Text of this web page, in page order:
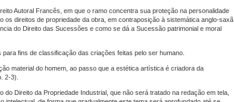
Autoral Francês, em que o ramo concentra sua proteção na personalidade
direitos de propriedade da obra, em contraposição à sistemática anglo-saxã
do Direito das Sucessões e como se dá a Sucessão patrimonial e moral
fins de classificação das criações feitas pelo ser humano.
material do homem, ao passo que a estética artística é criadora da
2-3).
Direito da Propriedade Industrial, que não será tratado na redação em tela,